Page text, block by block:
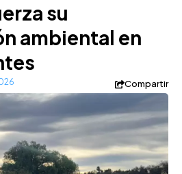
su
ambiental en
Compartir